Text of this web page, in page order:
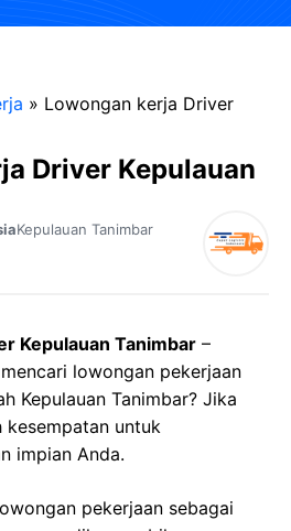
» Lowongan kerja Driver
Driver Kepulauan
Kepulauan Tanimbar
Kepulauan Tanimbar –
lowongan pekerjaan
Kepulauan Tanimbar? Jika
kesempatan untuk
impian Anda.
pekerjaan sebagai